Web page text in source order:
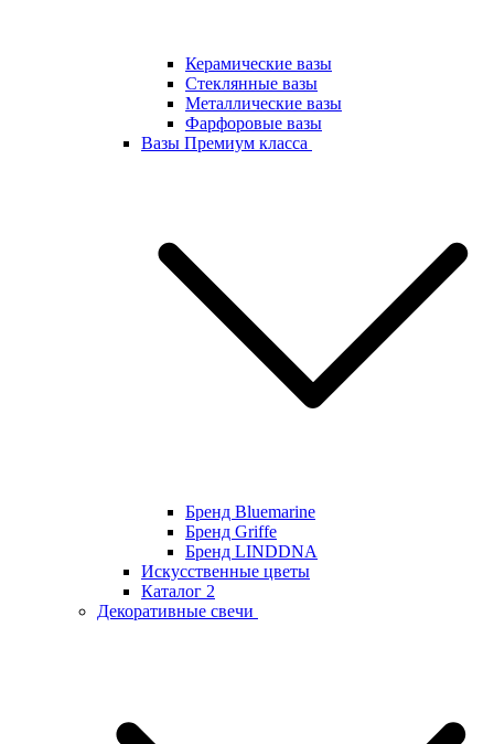
Керамические вазы
Стеклянные вазы
Металлические вазы
Фарфоровые вазы
Вазы Премиум класса
Бренд Bluemarine
Бренд Griffe
Бренд LINDDNA
Искусственные цветы
Каталог 2
Декоративные свечи